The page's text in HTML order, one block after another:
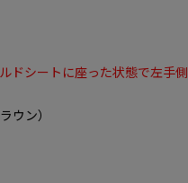
シートに座った状態で左手側
ウン）